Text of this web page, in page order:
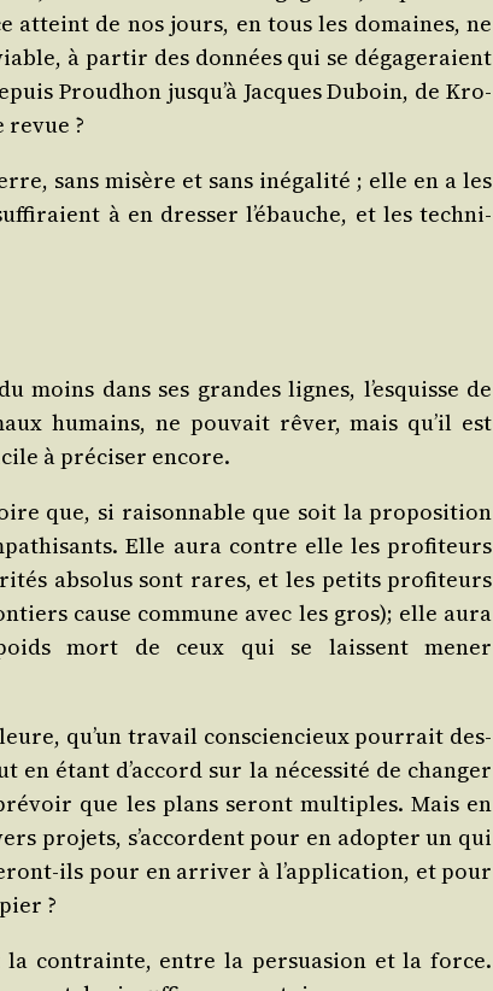
atteint de nos jours, en tous les domaines, ne
à par­tir des don­nées qui se déga­ge­raient
Prou­dhon jusqu’à Jacques Duboin, de Kro­
revue ?
sans misère et sans inéga­li­té ; elle en a les
à en dres­ser l’ébauche, et les tech­ni­
moins dans ses grandes lignes, l’esquisse de
humains, ne pou­vait rêver, mais qu’il est
à pré­ci­ser encore.
que, si rai­son­nable que soit la pro­po­si­tion
Elle aura contre elle les pro­fi­teurs
abso­lus sont rares, et les petits pro­fi­teurs
cause com­mune avec les gros); elle aura
mort de ceux qui se laissent mener
qu’un tra­vail conscien­cieux pour­rait des­
étant d’accord sur la néces­si­té de chan­ger
que les plans seront mul­tiples. Mais en
pro­jets, s’accordent pour en adop­ter un qui
ils pour en arri­ver à l’application, et pour
?
la contrainte, entre la per­sua­sion et la force.